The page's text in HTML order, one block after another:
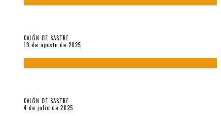
CAJÓN DE SASTRE
19 de agosto de 2025
CAJÓN DE SASTRE
4 de julio de 2025